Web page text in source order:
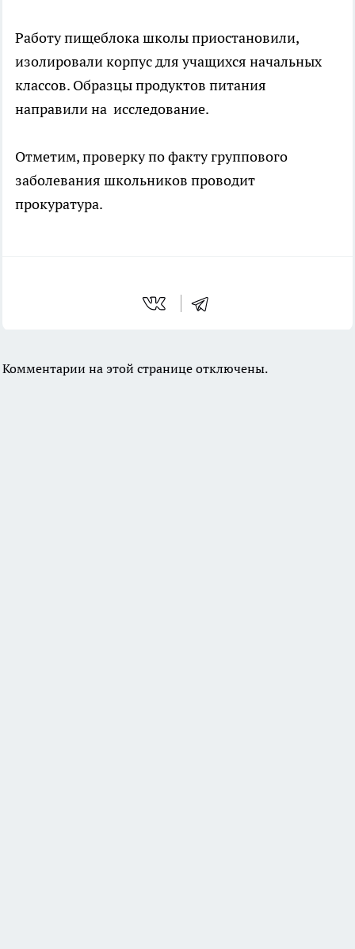
Работу пищеблока школы приостановили,
изолировали корпус для учащихся начальных
классов. Образцы продуктов питания
направили на исследование.
Отметим, проверку по факту группового
заболевания школьников проводит
прокуратура.
Комментарии на этой странице отключены.